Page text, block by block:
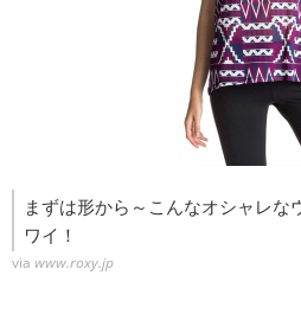
まずは形から～こんなオシャレな
ワイ！
via www.roxy.jp